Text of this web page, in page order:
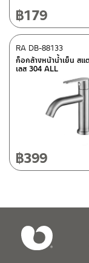
โทร: 02-358-0080
ศูนย์บริการและอะไหล่
118/33 โครงการอร
โทร: 080-075-2626
วันจันทร์ – วันศุกร์ เ
วันเสาร์ เวลา 8:30-
1. การรับประกัน จะ
ขอตรวจสอบโดยนับ
ติดต่อ ชาญไพบูลย์ /
฿179
ก็อกล้างหน้าน้ำเย็น สแ
เลส 304 ALL
RA DB-88133
฿399